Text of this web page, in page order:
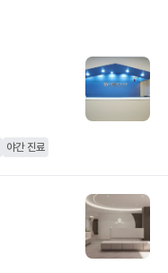
야간 진료